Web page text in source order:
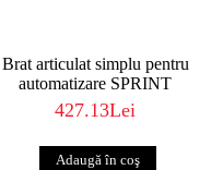
Brat articulat simplu pentru
automatizare SPRINT
427.13Lei